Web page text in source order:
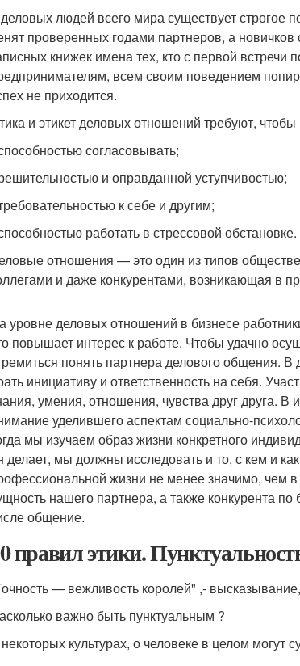
людей всего мира существует строгое
проверенных годами партнеров, а
книжек имена тех, кто с первой
всем своим поведением
не приходится.
и этикет деловых отношений требуют,
согласовывать;
и оправданной уступчивостью;
к себе и другим;
работать в стрессовой обстановке.
отношения — это один из типов
и даже конкурентами, возникающая в
уровне деловых отношений в бизнесе
повышает интерес к работе. Чтобы удачно
понять партнера делового общения.
инициативу и ответственность на себя.
умения, отношения, чувства друг друга.
уделившего аспектам социально-
мы изучаем образ жизни конкретного
делает, мы должны исследовать и то, с кем и
жизни не менее значимо, чем
нашего партнера, а также конкурента
общение.
правил этики.
— вежливость королей" ,-
важно быть пунктуальным ?
культурах, о человеке в целом могут